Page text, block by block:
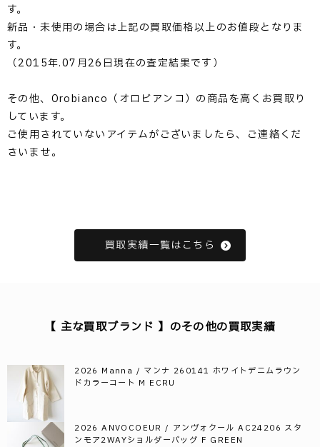
す。
新品・未使用の場合は上記の買取価格以上のお値段となりま
す。
（2015年.07月26日現在の査定結果です）
その他、Orobianco（オロビアンコ）の商品を高くお買取り
しています。
ご使用されていないアイテムがございましたら、ご連絡くだ
さいませ。
買取実績一覧はこちら
【 主な買取ブランド 】のその他の買取実績
2026 Manna / マンナ 260141 ホワイトデニムラウン
ドカラーコート M ECRU
2026 ANVOCOEUR / アンヴォクール AC24206 スタ
ンモア2WAYショルダーバッグ F GREEN